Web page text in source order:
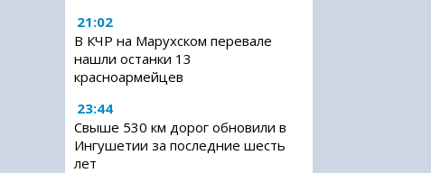
21:02
В КЧР на Марухском перевале
нашли останки 13
красноармейцев
23:44
Свыше 530 км дорог обновили в
Ингушетии за последние шесть
лет